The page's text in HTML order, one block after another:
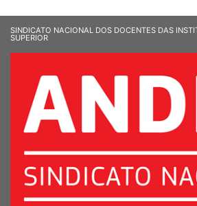
SINDICATO NACIONAL DOS DOCENTES DAS
SUPERIOR